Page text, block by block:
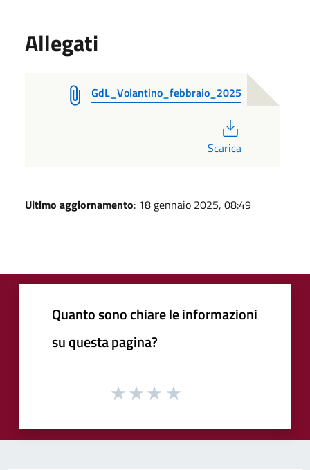
Allegati
GdL_Volantino_febbraio_2025
Scarica
Ultimo aggiornamento: 18 gennaio 2025, 08:49
Quanto sono chiare le informazioni
su questa pagina?